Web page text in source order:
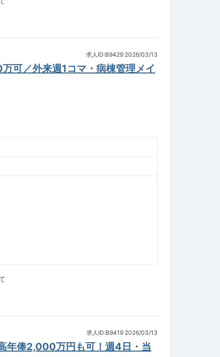
求人ID:B9429 2026/03/13
可／外来週1コマ・病棟管理メイ
求人ID:B9419 2026/03/13
年俸2,000万円も可！週4日・当